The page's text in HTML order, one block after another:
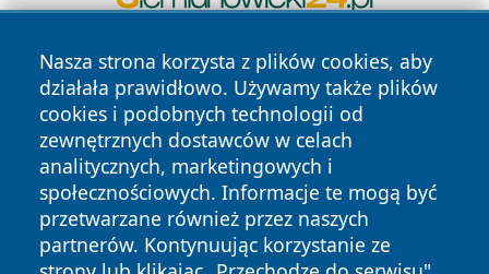
Nasza strona korzysta z plików cookies, aby
działała prawidłowo. Używamy także plików
cookies i podobnych technologii od
zewnętrznych dostawców w celach
analitycznych, marketingowych i
społecznościowych. Informacje te mogą być
przetwarzane również przez naszych
partnerów. Kontynuując korzystanie ze
Copyright © 2026 katowicelove.pl Wszystkie prawa
zastrzeżone.